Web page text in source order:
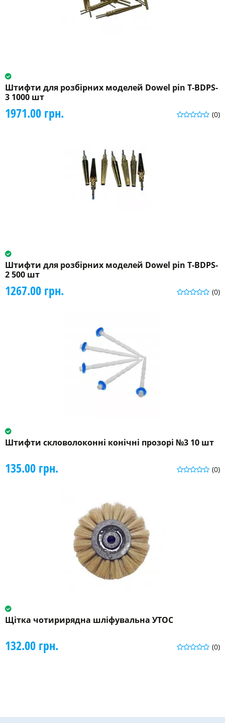
Штифти для розбірних моделей Dowel pin T-BDPS-
3 1000 шт
(0)
1971.00 грн.
Штифти для розбірних моделей Dowel pin T-BDPS-
2 500 шт
(0)
1267.00 грн.
Штифти скловолоконні конічні прозорі №3 10 шт
(0)
135.00 грн.
Щітка чотирирядна шліфувальна УТОС
(0)
132.00 грн.